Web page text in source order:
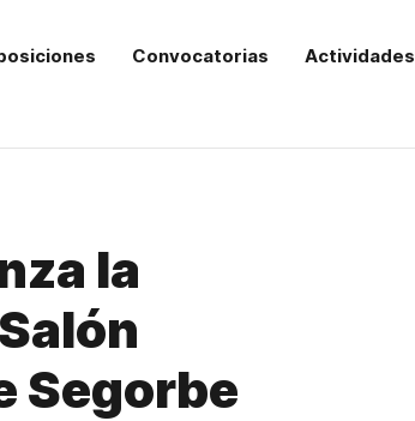
Convocatorias Actividades
la
Segorbe